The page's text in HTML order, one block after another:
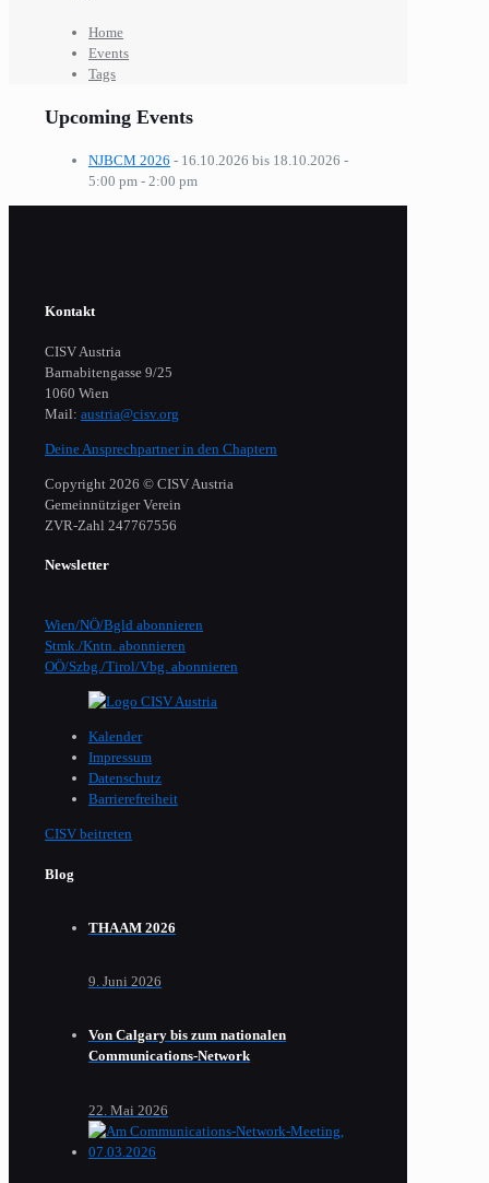
Home
Events
Tags
Upcoming Events
NJBCM 2026 - 16.10.2026 bis 18.10.2026 -
5:00 pm - 2:00 pm
Kontakt
CISV Austria
Barnabitengasse 9/25
1060 Wien
Mail: austria@cisv.org
Deine Ansprechpartner in den Chaptern
Copyright 2026 © CISV Austria
Gemeinnütziger Verein
​ZVR-Zahl 247767556
Newsletter
Wien/NÖ/Bgld abonnieren
Stmk./Kntn. abonnieren
OÖ/Szbg./Tirol/Vbg. abonnieren
Kalender
Impressum
Datenschutz
Barrierefreiheit
CISV beitreten
Blog
THAAM 2026
9. Juni 2026
Von Calgary bis zum nationalen
Communications-Network
22. Mai 2026